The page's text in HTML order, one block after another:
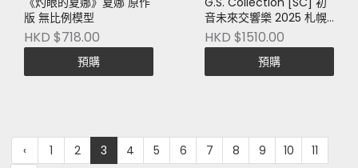
版 無比例模型
HKD $718.00
預購
音未來交響樂 2025 札幌
公演Ver.
HKD $1510.00
預購
‹ 1 2 3 4 5 6 7 8 9 10
11